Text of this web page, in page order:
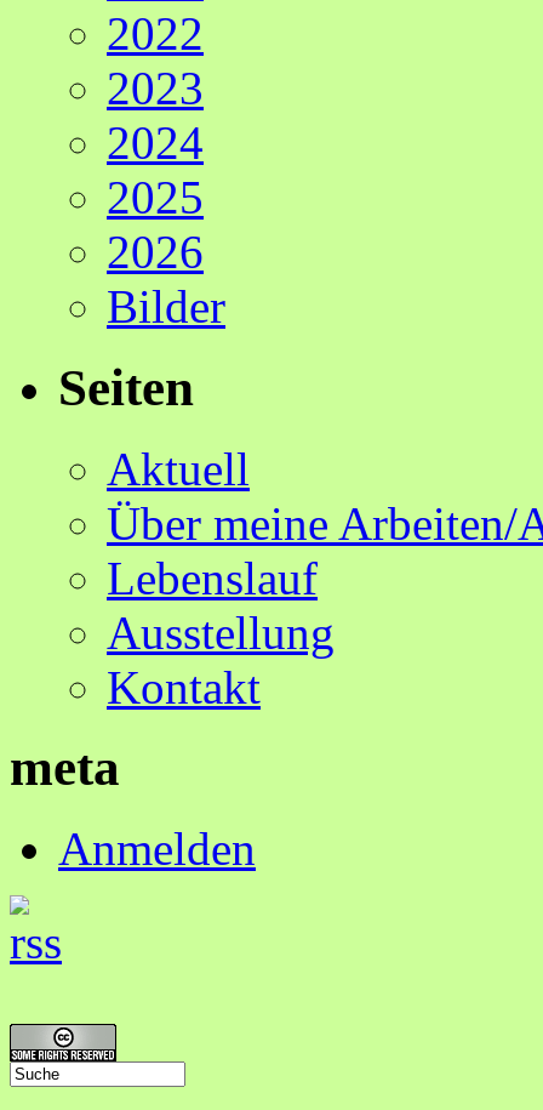
2022
2023
2024
2025
2026
Bilder
Seiten
Aktuell
Über meine Arbeiten/
Lebenslauf
Ausstellung
Kontakt
meta
Anmelden